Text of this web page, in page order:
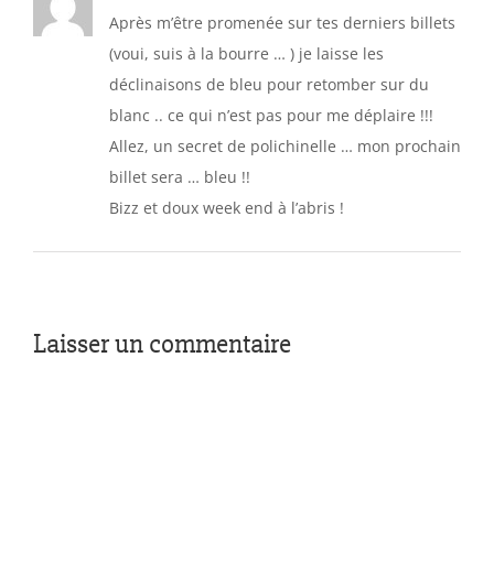
Après m’être promenée sur tes derniers billets
(voui, suis à la bourre … ) je laisse les
déclinaisons de bleu pour retomber sur du
blanc .. ce qui n’est pas pour me déplaire !!!
Allez, un secret de polichinelle … mon prochain
billet sera … bleu !!
Bizz et doux week end à l’abris !
Laisser un commentaire